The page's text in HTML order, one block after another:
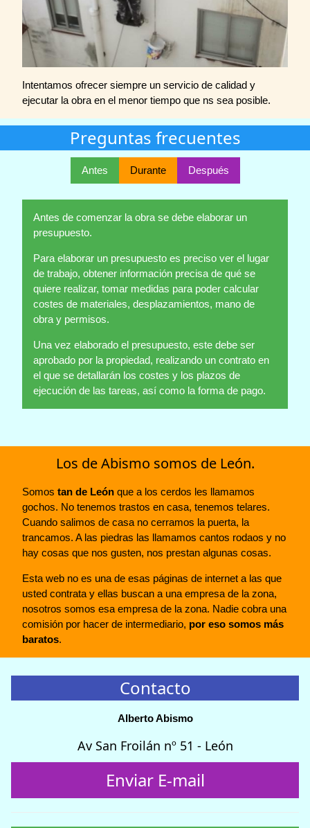
Intentamos ofrecer siempre un servicio de calidad y
ejecutar la obra en el menor tiempo que ns sea posible.
Preguntas frecuentes
Antes Durante Después
Antes de comenzar la obra se debe elaborar un
presupuesto.
Para elaborar un presupuesto es preciso ver el lugar
de trabajo, obtener información precisa de qué se
quiere realizar, tomar medidas para poder calcular
costes de materiales, desplazamientos, mano de
obra y permisos.
Una vez elaborado el presupuesto, este debe ser
aprobado por la propiedad, realizando un contrato en
el que se detallarán los costes y los plazos de
ejecución de las tareas, así como la forma de pago.
Los de Abismo somos de León.
Somos tan de León que a los cerdos les llamamos
gochos. No tenemos trastos en casa, tenemos telares.
Cuando salimos de casa no cerramos la puerta, la
trancamos. A las piedras las llamamos cantos rodaos y no
hay cosas que nos gusten, nos prestan algunas cosas.
Esta web no es una de esas páginas de internet a las que
usted contrata y ellas buscan a una empresa de la zona,
nosotros somos esa empresa de la zona. Nadie cobra una
comisión por hacer de intermediario, por eso somos más
baratos.
Contacto
Alberto Abismo
Av San Froilán nº 51 - León
Enviar E-mail